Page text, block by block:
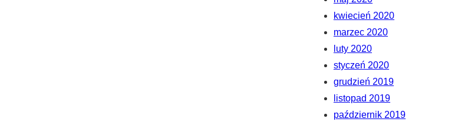
kwiecień 2020
marzec 2020
luty 2020
styczeń 2020
grudzień 2019
listopad 2019
październik 2019